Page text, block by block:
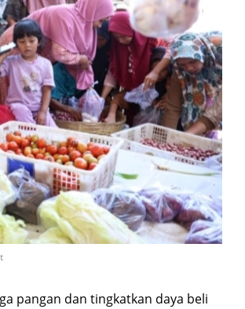
pangan dan tingkatkan daya beli